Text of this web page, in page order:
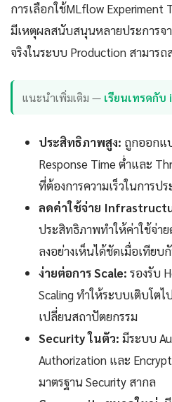
การเลือกใช้MLflow
มีเหตุผลสนับสนุนหลายประการจ
จริงในระบบ Production สามาร
แนะนำเพิ่มเติม — เรียนเทรดกับ
ประสิทธิภาพสูง: ถูกออกแ
Response Time ต่ำและ
ที่ต้องการความเร็วในการป
ลดค่าใช้จ่าย
ประสิทธิภาพทำให้ค่าใช้จ่า
ลงอย่างเห็นได้ชัดเมื่อเทีย
ง่ายต่อการ Scale: รองรับ
Scaling ทำให้ระบบเติบโต
เปลี่ยนสถาปัตยกรรม
Security ในตัว: มีระบบ
Authorization และ
มาตรฐาน Security สากล